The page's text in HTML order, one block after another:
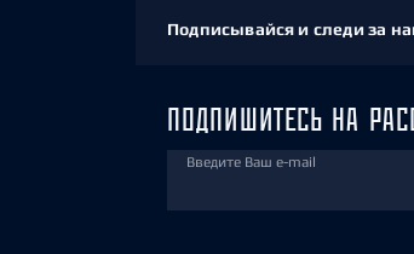
Подписывайся и следи за
ПОДПИШИТЕСЬ НА
Введите Ваш e-mail